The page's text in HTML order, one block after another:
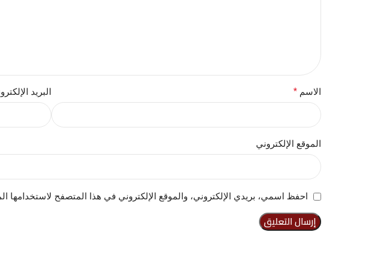
الاسم * البريد
الموقع الإلكتروني
احفظ اسمي، بريدي الإلكتروني، والموقع الإلكتروني في هذا المتصفح لاستخدامها